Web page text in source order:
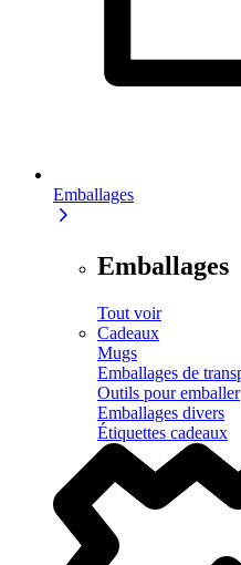
Emballages
Emballages
Tout voir
Cadeaux
Mugs
Emballages de
Outils pour emballer
Emballages divers
Étiquettes cadeaux